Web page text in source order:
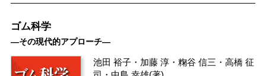
ゴム科学
―その現代的アプローチ―
池田 裕子 ・ 加藤 淳 ・粷谷 信三 ・高橋 征